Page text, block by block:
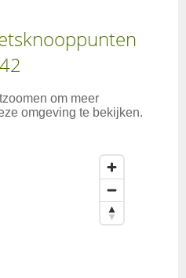
42
om meer
omgeving te bekijken.